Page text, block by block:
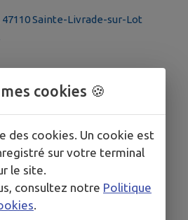
47110 Sainte-Livrade-sur-Lot
cookies 🍪
des cookies. Un cookie est
sur votre terminal
le site.
consultez notre Politique
.